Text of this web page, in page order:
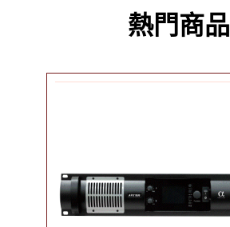
熱門商品